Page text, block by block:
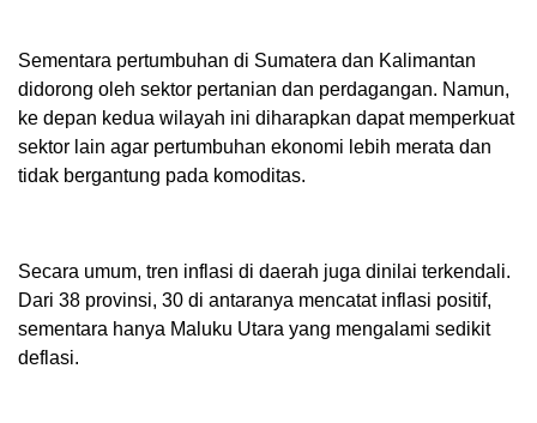
Sementara pertumbuhan di Sumatera dan Kalimantan
didorong oleh sektor pertanian dan perdagangan. Namun,
ke depan kedua wilayah ini diharapkan dapat memperkuat
sektor lain agar pertumbuhan ekonomi lebih merata dan
tidak bergantung pada komoditas.
Secara umum, tren inflasi di daerah juga dinilai terkendali.
Dari 38 provinsi, 30 di antaranya mencatat inflasi positif,
sementara hanya Maluku Utara yang mengalami sedikit
deflasi.